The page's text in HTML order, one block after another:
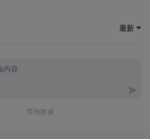
最新
暫無數據